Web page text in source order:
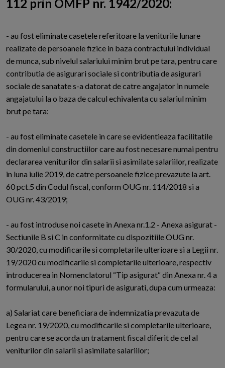
112 prin OMFP nr. 1942/2020:
- au fost eliminate casetele referitoare la veniturile lunare
realizate de persoanele fizice in baza contractului individual
de munca, sub nivelul salariului minim brut pe tara, pentru care
contributia de asigurari sociale si contributia de asigurari
sociale de sanatate s-a datorat de catre angajator in numele
angajatului la o baza de calcul echivalenta cu salariul minim
brut pe tara:
- au fost eliminate casetele in care se evidentieaza facilitatile
din domeniul constructiilor care au fost necesare numai pentru
declararea veniturilor din salarii si asimilate salariilor, realizate
in luna iulie 2019, de catre persoanele fizice prevazute la art.
60 pct.5 din Codul fiscal, conform OUG nr. 114/2018 si a
OUG nr. 43/2019;
- au fost introduse noi casete in Anexa nr.1.2 - Anexa asigurat -
Sectiunile B si C in conformitate cu dispozitiile OUG nr.
30/2020, cu modificarile si completarile ulterioare si a Legii nr.
19/2020 cu modificarile si completarile ulterioare, respectiv
introducerea in Nomenclatorul “Tip asigurat“ din Anexa nr. 4 a
formularului, a unor noi tipuri de asigurati, dupa cum urmeaza:
a) Salariat care beneficiara de indemnizatia prevazuta de
Legea nr. 19/2020, cu modificarile si completarile ulterioare,
pentru care se acorda un tratament fiscal diferit de cel al
veniturilor din salarii si asimilate salariilor;